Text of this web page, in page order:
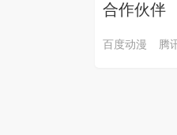
合作伙伴
百度动漫 腾